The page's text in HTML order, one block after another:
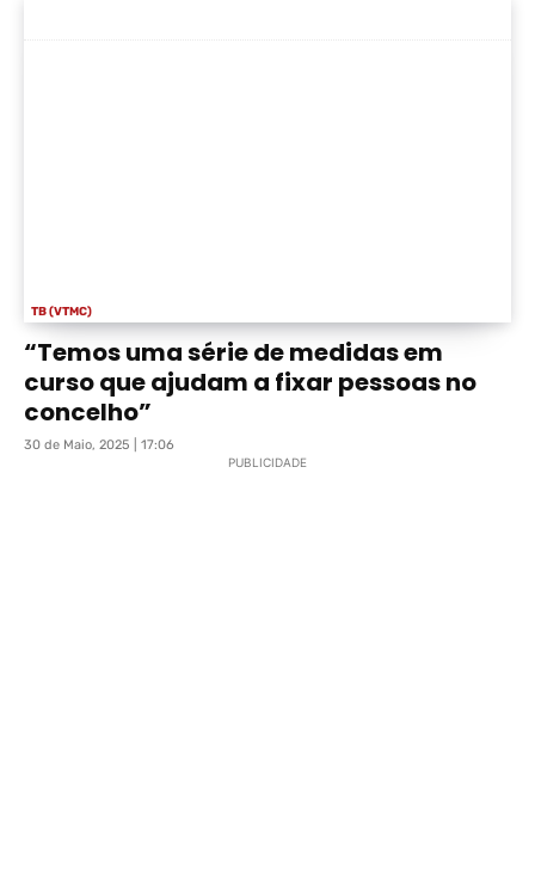
TB (VTMC)
“Temos uma série de medidas em
curso que ajudam a fixar pessoas no
concelho”
30 de Maio, 2025 | 17:06
PUBLICIDADE